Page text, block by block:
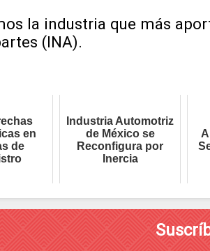
la industria que más
(INA).
en
de
Industria Automotriz
de México se
Reconfigura por
Inercia